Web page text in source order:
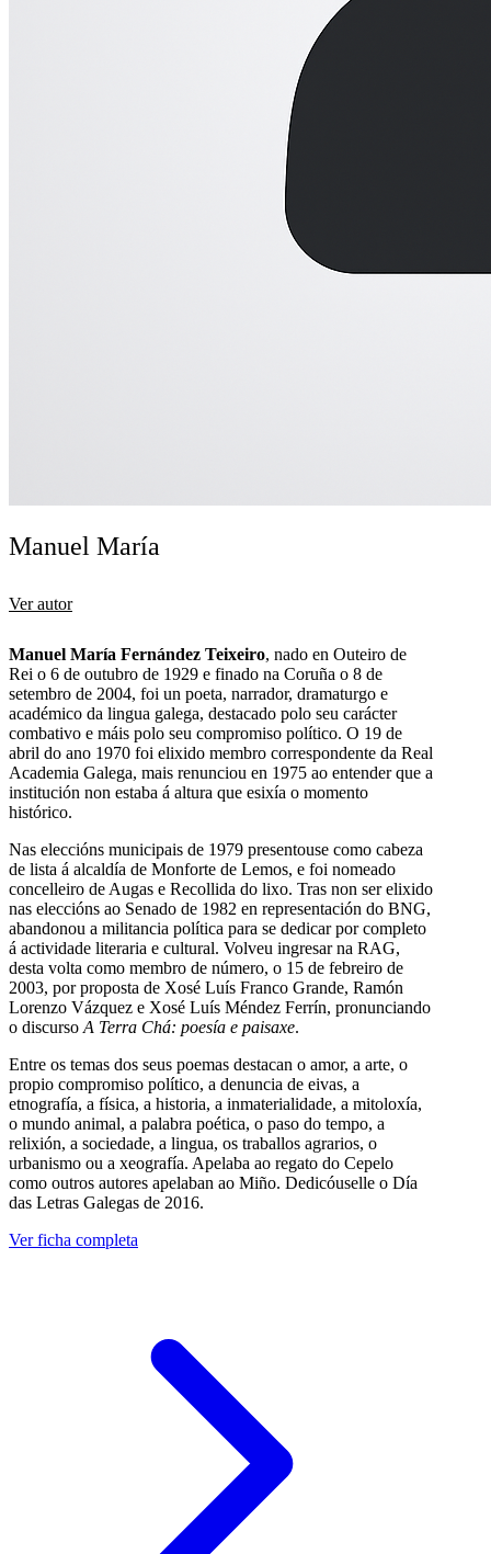
Manuel María
Ver autor
Manuel María Fernández Teixeiro, nado en Outeiro de
Rei o 6 de outubro de 1929 e finado na Coruña o 8 de
setembro de 2004, foi un poeta, narrador, dramaturgo e
académico da lingua galega, destacado polo seu carácter
combativo e máis polo seu compromiso político. O 19 de
abril do ano 1970 foi elixido membro correspondente da Real
Academia Galega, mais renunciou en 1975 ao entender que a
institución non estaba á altura que esixía o momento
histórico.
Nas eleccións municipais de 1979 presentouse como cabeza
de lista á alcaldía de Monforte de Lemos, e foi nomeado
concelleiro de Augas e Recollida do lixo. Tras non ser elixido
nas eleccións ao Senado de 1982 en representación do BNG,
abandonou a militancia política para se dedicar por completo
á actividade literaria e cultural. Volveu ingresar na RAG,
desta volta como membro de número, o 15 de febreiro de
2003, por proposta de Xosé Luís Franco Grande, Ramón
Lorenzo Vázquez e Xosé Luís Méndez Ferrín, pronunciando
o discurso A Terra Chá: poesía e paisaxe.
Entre os temas dos seus poemas destacan o amor, a arte, o
propio compromiso político, a denuncia de eivas, a
etnografía, a física, a historia, a inmaterialidade, a mitoloxía,
o mundo animal, a palabra poética, o paso do tempo, a
relixión, a sociedade, a lingua, os traballos agrarios, o
urbanismo ou a xeografía. Apelaba ao regato do Cepelo
como outros autores apelaban ao Miño. Dedicóuselle o Día
das Letras Galegas de 2016.
Ver ficha completa